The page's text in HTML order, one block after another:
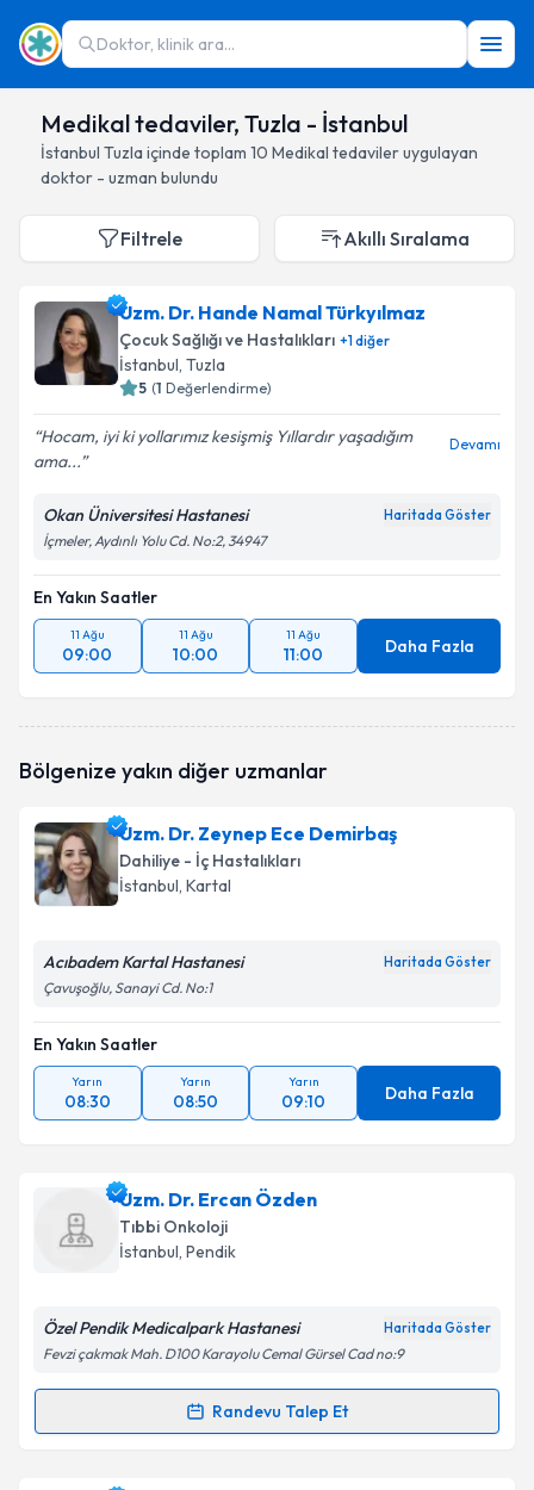
Doktor, klinik ara...
Medikal tedaviler, Tuzla - İstanbul
İstanbul Tuzla içinde toplam 10 Medikal tedavileruygulayan
doktor - uzman bulundu
Filtrele Akıllı Sıralama
Uzm. Dr. Hande Namal Türkyılmaz
Çocuk Sağlığı ve Hastalıkları +1diğer
İstanbul, Tuzla
5 (1 Değerlendirme)
Hocam, iyi ki yollarımız kesişmiş Yıllardır yaşadığım
ama...
Devamı
Okan Üniversitesi Hastanesi Haritada Göster
İçmeler, Aydınlı Yolu Cd. No:2, 34947
En Yakın Saatler
11 Ağu
09:00
11 Ağu
10:00
11 Ağu
11:00 Daha Fazla
Bölgenize yakın diğer uzmanlar
Uzm. Dr. Zeynep Ece Demirbaş
Dahiliye - İç Hastalıkları
İstanbul, Kartal
Acıbadem Kartal Hastanesi Haritada Göster
Çavuşoğlu, Sanayi Cd. No:1
En Yakın Saatler
Yarın
08:30
Yarın
08:50
Yarın
09:10 Daha Fazla
Uzm. Dr. Ercan Özden
Tıbbi Onkoloji
İstanbul, Pendik
Özel Pendik Medicalpark Hastanesi Haritada Göster
Fevzi çakmak Mah. D100 Karayolu Cemal Gürsel Cad no:9
Randevu Talep Et
Randevu Takvimi Talebi